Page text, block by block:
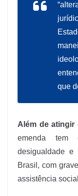
que
Além de atingir
emenda tem
desigualdade
Brasil, com
assistência